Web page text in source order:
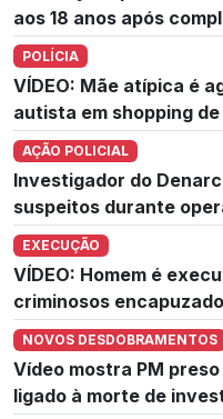
aos 18 anos após
POLÍCIA
VÍDEO: Mãe atípica é
autista em shopping
AÇÃO POLICIAL
Investigador do
suspeitos durante
EXECUÇÃO
VÍDEO: Homem é
criminosos
NOVOS DESDOBRAMENTOS
Vídeo mostra PM
ligado à morte de